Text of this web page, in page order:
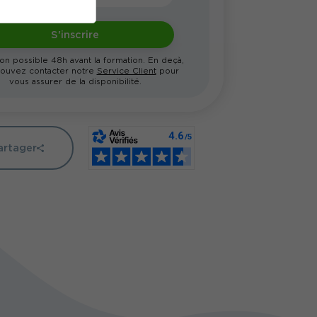
S'inscrire
possible 48h avant la formation. En deçà,
contacter notre Service Clientpour
vous assurer de la disponibilité.